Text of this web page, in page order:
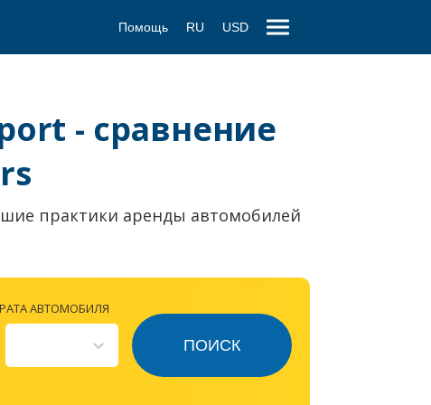
Помощь RU USD
- сравнение
практики аренды автомобилей
АВТОМОБИЛЯ
ПОИСК